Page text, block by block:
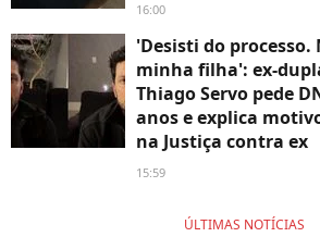
16:00
'Desisti do processo.
minha filha': ex-
Thiago Servo pede
anos e explica
na Justiça contra ex
15:59
ÚLTIMAS NOTÍCIAS